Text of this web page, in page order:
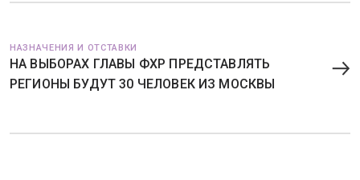
НАЗНАЧЕНИЯ И ОТСТАВКИ
НА ВЫБОРАХ ГЛАВЫ ФХР ПРЕДСТАВЛЯТЬ
РЕГИОНЫ БУДУТ 30 ЧЕЛОВЕК ИЗ МОСКВЫ